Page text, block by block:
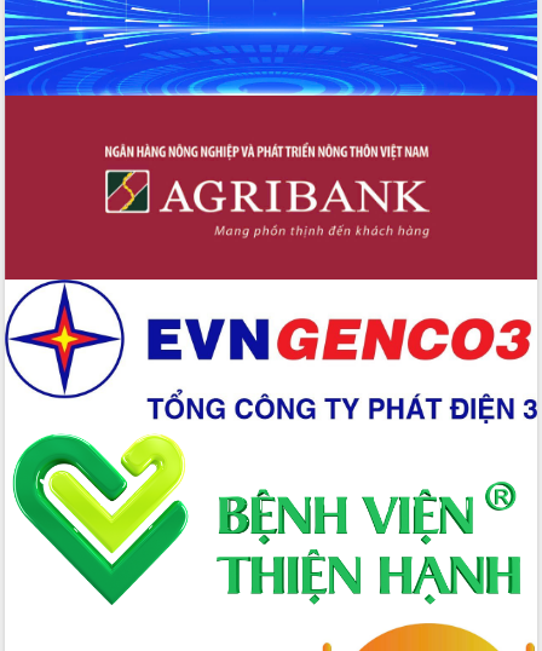
hiện nhiệm vụ quản lý tài sản công
hàng tuần
Tháo gỡ những vướng mắc, đẩy mạnh
công tác cải cách thủ tục hành chính
Đắk Lắk: Tôn vinh 46 giải pháp tại Hội
thi Sáng tạo Kỹ thuật 2024 - 2025
Đắk Lắk rà soát, điều chỉnh Đề án 190
Phó Chủ tịch UBND tỉnh Đắk Lắk
Trương Công Thái kiểm tra thực địa
Dự án cao tốc Khánh Hòa - Buôn Ma
Thuột
Định vị cà phê Việt Nam như một “di
sản sống” trong dòng chảy toàn cầu
Xây dựng nông thôn mới: Nâng cao đời
sống người dân từ những mô hình thiết
thực
Quyết liệt tháo gỡ vướng mắc, đẩy
nhanh tiến độ các dự án trọng điểm
trong Khu kinh tế Nam Phú Yên
Hòn Yến phát triển du lịch gắn với bảo